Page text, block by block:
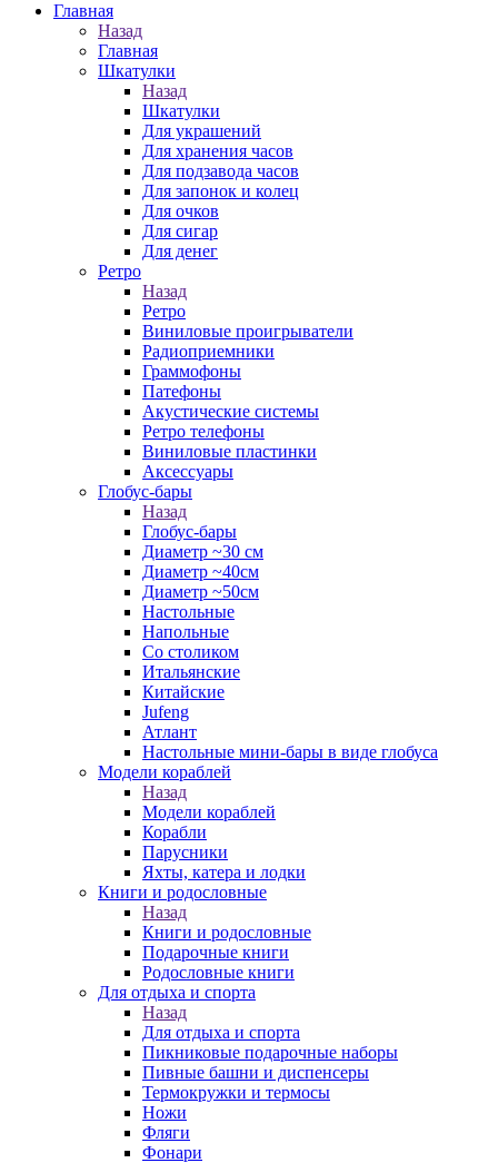
Главная
Назад
Главная
Шкатулки
Назад
Шкатулки
Для украшений
Для хранения часов
Для подзавода часов
Для запонок и колец
Для очков
Для сигар
Для денег
Ретро
Назад
Ретро
Виниловые проигрыватели
Радиоприемники
Граммофоны
Патефоны
Акустические системы
Ретро телефоны
Виниловые пластинки
Аксессуары
Глобус-бары
Назад
Глобус-бары
Диаметр ~30 см
Диаметр ~40см
Диаметр ~50см
Настольные
Напольные
Со столиком
Итальянские
Китайские
Jufeng
Атлант
Настольные мини-бары в виде глобуса
Модели кораблей
Назад
Модели кораблей
Корабли
Парусники
Яхты, катера и лодки
Книги и родословные
Назад
Книги и родословные
Подарочные книги
Родословные книги
Для отдыха и спорта
Назад
Для отдыха и спорта
Пикниковые подарочные наборы
Пивные башни и диспенсеры
Термокружки и термосы
Ножи
Фляги
Фонари